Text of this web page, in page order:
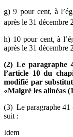
g) 9 pour cent, à
après le 31 décembre
h) 10 pour cent, à
après le 31 décembre
(2) Le paragraphe
l’article 10 du
modifié par
«Malgré les alinéas
(3) Le paragraphe 41
suit :
Idem